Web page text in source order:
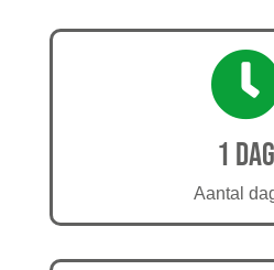
1 dag
Aantal